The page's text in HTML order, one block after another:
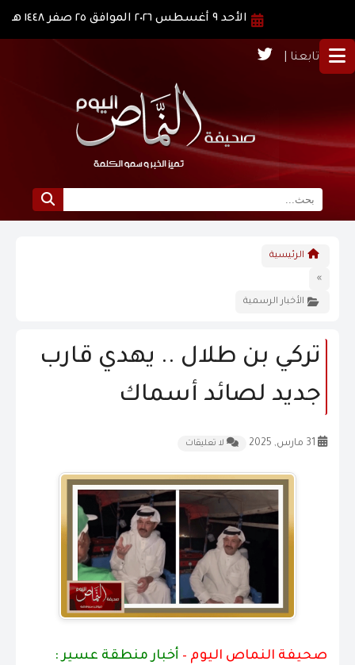
الأحد ٩ أغسطس ٢٠٢٦ الموافق ٢٥ صفر ١٤٤٨ هـ
تابعنا |
نبذة عن النماص
الرؤية و الرسالة
الاخبار
الشكاوى و الاقتراحات
إتصل بنا
الرئيسية
»
الأخبار الرسمية
تركي بن طلال .. يهدي قارب
جديد لصائد أسماك
لا تعليقات
صحيفة النماص اليوم – أخبار منطقة عسير :